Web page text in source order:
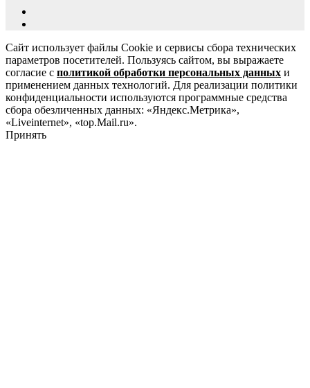
Сайт использует файлы Cookie и сервисы сбора технических
параметров посетителей. Пользуясь сайтом, вы выражаете
согласие с политикой обработки персональных данных и
применением данных технологий. Для реализации политики
конфиденциальности используются программные средства
сбора обезличенных данных: «Яндекс.Метрика»,
«Liveinternet», «top.Mail.ru».
Принять